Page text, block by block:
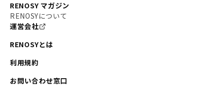
RENOSY マガジン
RENOSYについて
運営会社
RENOSYとは
利用規約
お問い合わせ窓口